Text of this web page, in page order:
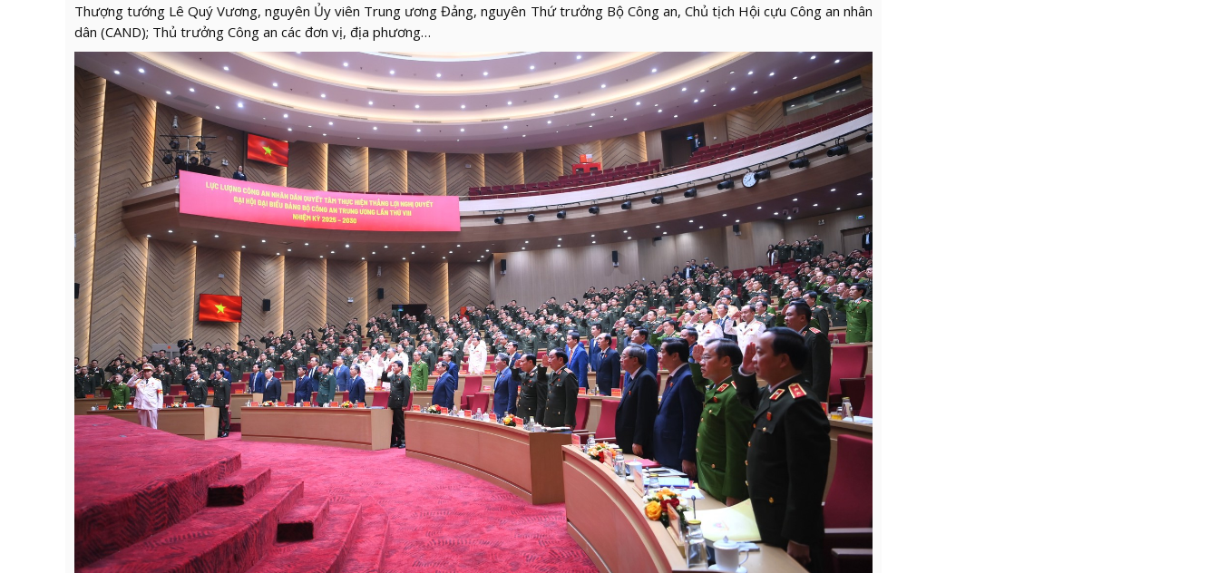
Thượng tướng Lê Quý Vương, nguyên Ủy viên Trung ương Đảng, nguyên Thứ trưởng Bộ Công an, Chủ tịch Hội cựu Công an nhân
dân (CAND); Thủ trưởng Công an các đơn vị, địa phương…